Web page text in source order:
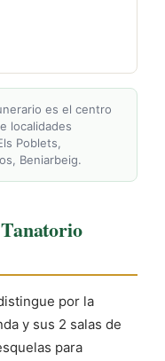
es el centro
localidades
Poblets,
Beniarbeig.
por la
y sus 2 salas de
para